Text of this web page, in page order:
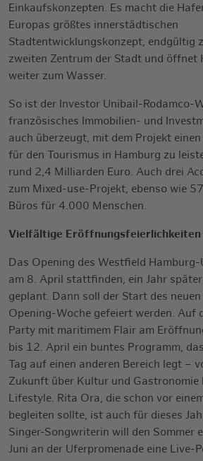
Einkaufskonzepten. Es macht die
Europas größtes innerstädtischen
Stadtentwicklungskonzept, endgültig
zweiten Zentrum der Stadt und öffnet
weiter zum Wasser.
So ist der Investor Unibail-Rodamco-
französisches Immobilien- und
auch überzeugt, mit dem Projekt
für den Tourismus in Hamburg zu
rund 2,4 Milliarden Euro. Auch drei
zum Mixed-use-Projekt, ebenso wie
Büros für 4.000 Menschen.
Vielfältige Eröffnungsfeierlichkeiten
Das Opening des Westfield
am 8. April stattfinden, ein Jahr
geplant. Dann soll der Start des
Opening-Woche gefeiert werden. Auf
Party mit maritimem Flair am
bis 12. April ein buntes Programm,
Tag auf einen anderen Bereich legt –
Zukunft über Kultur und Gastronomie
Lifestyle. Rita Ora, die schon vor
begleiten sollte, ist auch für dieses
Singer-Songwriterin will den Sommer
Juni an der Uferpromenade eine Live-